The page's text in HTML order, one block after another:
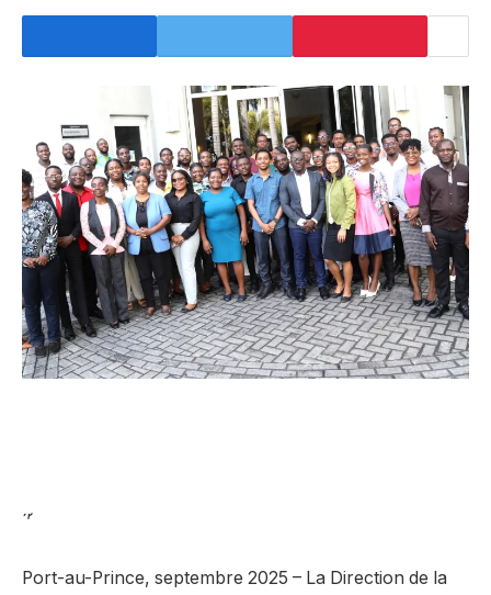
́ ’ ́
Port-au-Prince, septembre 2025 – La Direction de la